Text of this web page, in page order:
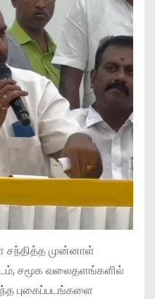
முன்னாள்
சமூக வலைதளங்களில்
புகைப்படங்களை